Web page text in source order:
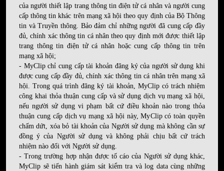
của người thiết lập trang thông tin điện tử cá nhân và người cung
cấp thông tin khác trên mạng xã hội theo quy định của Bộ Thông
tin và Truyền thông. Bảo đảm chỉ những người đã cung cấp đầy
đủ, chính xác thông tin cá nhân theo quy định mới được thiết lập
trang thông tin điện tử cá nhân hoặc cung cấp thông tin trên
mạng xã hội;
- MyClip chỉ cung cấp tài khoản đăng ký của người sử dụng khi
được cung cấp đầy đủ, chính xác thông tin cá nhân trên mạng xã
hội. Trong quá trình đăng ký tài khoản, MyClip có trách nhiệm
công khai thỏa thuận cung cấp và sử dụng dịch vụ mạng xã hội,
nếu người sử dụng vi phạm bất cứ điều khoản nào trong thỏa
thuận cung cấp dịch vụ mạng xã hội này, MyClip có toàn quyền
chấm dứt, xóa bỏ tài khoản của Người sử dụng mà không cần sự
đồng ý của Người sử dụng và không phải chịu bất cứ trách
nhiệm nào đối với Người sử dụng.
- Trong trường hợp nhận được tố cáo của Người sử dụng khác,
MyClip sẽ tiến hành giám sát kiểm tra và log data cùng những